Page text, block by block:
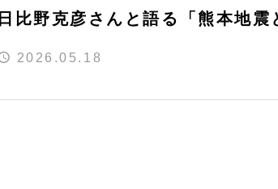
日比野克彦さんと語る「熊本地震
壇
2026.05.18